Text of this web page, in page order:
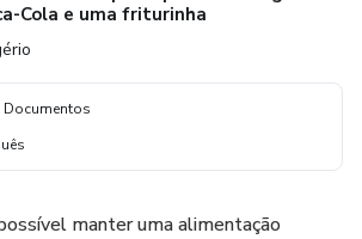
Cola e uma friturinha
manter uma alimentação